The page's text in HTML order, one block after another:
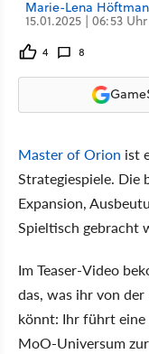
Marie-Lena
15.01.2025 | 06:53 Uhr
4 8
Master of Orion ist
Strategiespiele. Die
Expansion,
Spieltisch gebracht
Im Teaser-Video
das, was ihr von der
könnt: Ihr führt eine
MoO-Universum